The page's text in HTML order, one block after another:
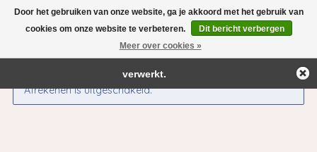
Verlanglijst
Afrekenen is uitgeschakeld.
Door het gebruiken van onze website, ga je akkoord met het gebruik van
cookies om onze website te verbeteren.
Dit bericht verbergen
Meer over cookies »
← Keer terug naar de backofficeDeze winkel is in aanbouw.
Eventueel geplaatste orders zullen niet worden gehonoreerd of
verwerkt.